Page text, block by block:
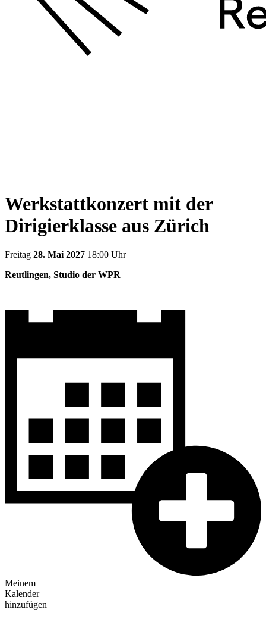
Werkstattkonzert mit der
Dirigierklasse aus Zürich
Freitag 28. Mai 2027 18:00 Uhr
Reutlingen, Studio der WPR
Meinem
Kalender
hinzufügen